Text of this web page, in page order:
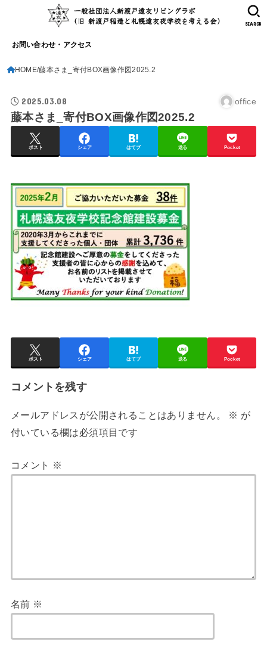
お問い合わせ・アクセス
SEARCH
HOME 藤本さま_寄付BOX画像作図2025.2
2025.03.08 office
藤本さま_寄付BOX画像作図2025.2
ポスト シェア はてブ 送る Pocket
ポスト シェア はてブ 送る Pocket
コメントを残す
メールアドレスが公開されることはありません。 ※ が
付いている欄は必須項目です
コメント ※
名前 ※